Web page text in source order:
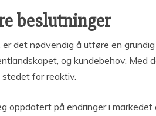
beslutninger
er det nødvendig å utføre en grundig
og kundebehov. Med
for reaktiv.
oppdatert på endringer i